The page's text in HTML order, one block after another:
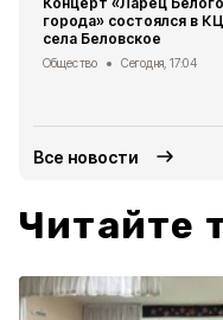
города» состоялся в КЦ
села Беловское
Общество Сегодня, 17:04
Все новости
Читайте